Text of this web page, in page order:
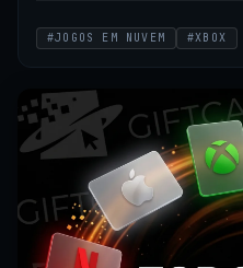
#JOGOS EM NUVEM #XBOX